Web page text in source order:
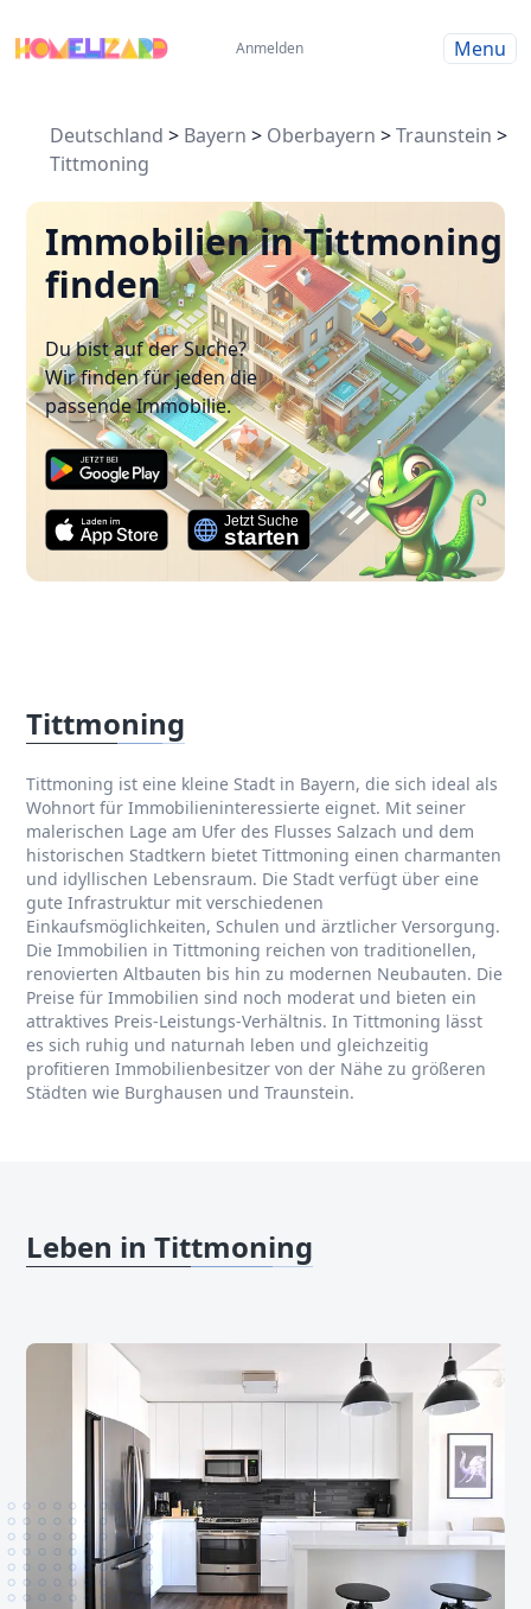
Anmelden Menu
Deutschland > Bayern > Oberbayern >Traunstein >
Tittmoning
Immobilien in Tittmoning
finden
Du bist auf der Suche?
Wir finden für jeden die
passende Immobilie.
Tittmoning
Tittmoning ist eine kleine Stadt in Bayern, die sich ideal als
Wohnort für Immobilieninteressierte eignet. Mit seiner
malerischen Lage am Ufer des Flusses Salzach und dem
historischen Stadtkern bietet Tittmoning einen charmanten
und idyllischen Lebensraum. Die Stadt verfügt über eine
gute Infrastruktur mit verschiedenen
Einkaufsmöglichkeiten, Schulen und ärztlicher Versorgung.
Die Immobilien in Tittmoning reichen von traditionellen,
renovierten Altbauten bis hin zu modernen Neubauten. Die
Preise für Immobilien sind noch moderat und bieten ein
attraktives Preis-Leistungs-Verhältnis. In Tittmoning lässt
es sich ruhig und naturnah leben und gleichzeitig
profitieren Immobilienbesitzer von der Nähe zu größeren
Städten wie Burghausen und Traunstein.
Leben in Tittmoning